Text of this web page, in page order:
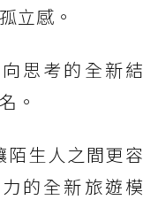
立感。
思考的全新結
。
陌生人之間更容
的全新旅遊模